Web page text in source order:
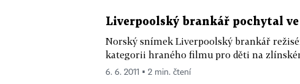
Liverpoolský brankář pochytal
Norský snímek Liverpoolský brankář
kategorii hraného filmu pro děti na
6. 6. 2011 ▪ 2 min. čtení